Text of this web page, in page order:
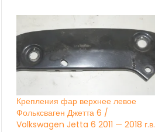
Крепления фар верхнее левое
Фольксваген Джетта 6 /
Volkswagen Jetta 6 2011 — 2018 г.в.